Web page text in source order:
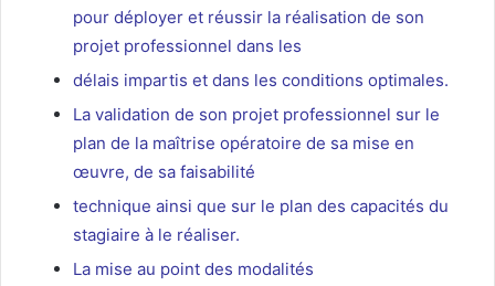
pour déployer et réussir la réalisation de son
projet professionnel dans les
délais impartis et dans les conditions optimales.
La validation de son projet professionnel sur le
plan de la maîtrise opératoire de sa mise en
œuvre, de sa faisabilité
technique ainsi que sur le plan des capacités du
stagiaire à le réaliser.
La mise au point des modalités